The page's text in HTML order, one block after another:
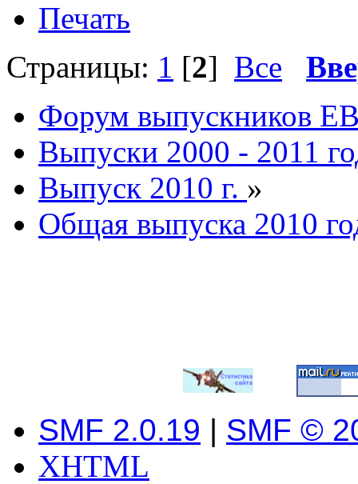
Печать
Страницы: 1 [2] Все
Форум выпускников
Выпуски 2000 - 2011
Выпуск 2010 г. »
Общая выпуска 2010
SMF 2.0.19 | SMF ©
XHTML